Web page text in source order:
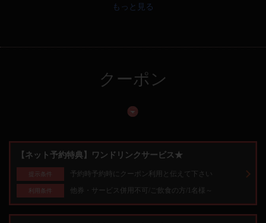
もっと見る
クーポン
【ネット予約特典】ワンドリンクサービス★
提示条件 予約時予約時にクーポン利用と伝えて下さい
利用条件 他券・サービス併用不可/ご飲食の方/1名様～